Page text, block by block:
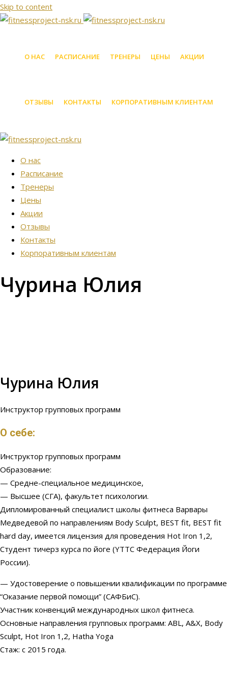
Skip to content
О НАС РАСПИСАНИЕ ТРЕНЕРЫ ЦЕНЫ АКЦИИ
ОТЗЫВЫ КОНТАКТЫ КОРПОРАТИВНЫМ КЛИЕНТАМ
О нас
Расписание
Тренеры
Цены
Акции
Отзывы
Контакты
Корпоративным клиентам
Чурина Юлия
Чурина Юлия
Инструктор групповых программ
О себе:
Инструктор групповых программ
Образование:
— Средне-специальное медицинское,
— Высшее (СГА), факультет психологии.
Дипломированный специалист школы фитнеса Варвары
Медведевой по направлениям Body Sculpt, BEST fit, BEST fit
hard day, имеется лицензия для проведения Hot Iron 1,2,
Студент тичерз курса по йоге (YTTC Федерация Йоги
России).
— Удостоверение о повышении квалификации по программе
“Оказание первой помощи” (САФБиС).
Участник конвенций международных школ фитнеса.
Основные направления групповых программ: ABL, A&X, Body
Sculpt, Hot Iron 1,2, Hatha Yoga
Стаж: c 2015 года.